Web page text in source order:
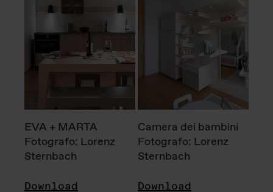
EVA + MARTA
Fotografo: Lorenz
Sternbach
Download
Camera dei bambini
Fotografo: Lorenz
Sternbach
Download